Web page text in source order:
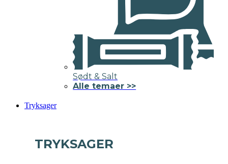
Sødt & Salt
Alle temaer >>
Tryksager
TRYKSAGER